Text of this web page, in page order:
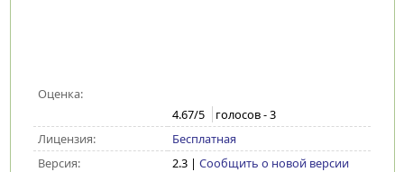
Оценка:
4.67/5 голосов -3
Лицензия:
Бесплатная
Версия:
2.3| Сообщить о новой версии